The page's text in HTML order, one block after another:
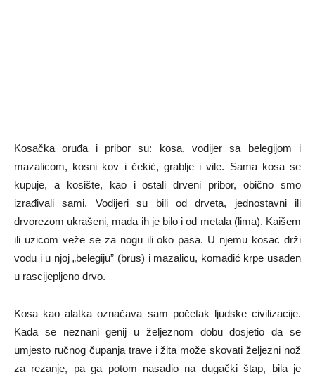
Kosačka oruđa i pribor su: kosa, vodijer sa belegijom i
mazalicom, kosni kov i čekić, grablje i vile. Sama kosa se
kupuje, a kosište, kao i ostali drveni pribor, obično smo
izrađivali sami. Vodijeri su bili od drveta, jednostavni ili
drvorezom ukrašeni, mada ih je bilo i od metala (lima). Kaišem
ili uzicom veže se za nogu ili oko pasa. U njemu kosac drži
vodu i u njoj „belegiju” (brus) i mazalicu, komadić krpe usađen
u rascijepljeno drvo.
Kosa kao alatka označava sam početak ljudske civilizacije.
Kada se neznani genij u željeznom dobu dosjetio da se
umjesto ručnog čupanja trave i žita može skovati željezni nož
za rezanje, pa ga potom nasadio na dugački štap, bila je